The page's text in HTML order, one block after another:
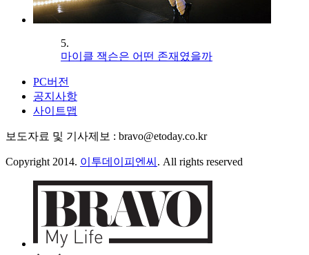
5.
마이클 잭슨은 어떤 존재였을까
PC버전
공지사항
사이트맵
보도자료 및 기사제보 : bravo@etoday.co.kr
Copyright 2014. 이투데이피엔씨 . All rights reserved